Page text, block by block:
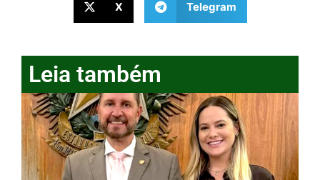
X Telegram
Leia também